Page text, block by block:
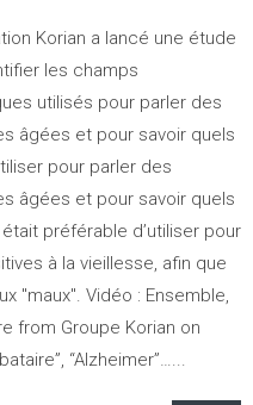
Korian a lancé une étude
les champs
utilisés pour parler des
âgées et pour savoir quels
pour parler des
âgées et pour savoir quels
préférable d’utiliser pour
à la vieillesse, afin que
"maux". Vidéo : Ensemble,
from Groupe Korian on
“Alzheimer”…...